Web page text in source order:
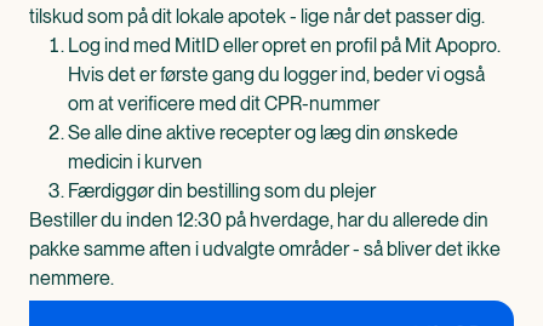
tilskud som på dit lokale apotek - lige når det passer dig.
Log ind med MitID eller opret en profil på Mit Apopro.
Hvis det er første gang du logger ind, beder vi også
om at verificere med dit CPR-nummer
Se alle dine aktive recepter og læg din ønskede
medicin i kurven
Færdiggør din bestilling som du plejer
Bestiller du inden 12:30 på hverdage, har du allerede din
pakke samme aften i udvalgte områder - så bliver det ikke
nemmere.